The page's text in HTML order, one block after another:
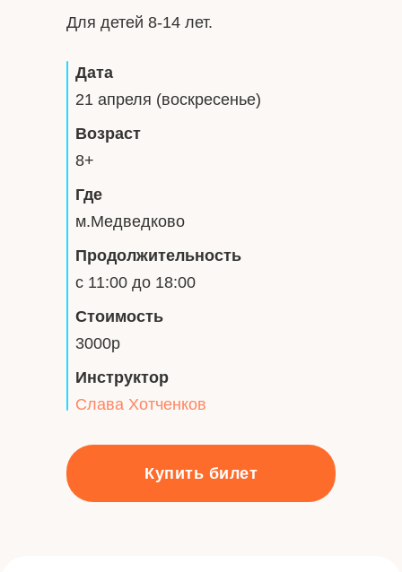
Для детей 8-14 лет.
Купить билет
Стоимость
Продолжительность
3000р
Где
с 11:00 до 18:00
Возраст
м.Медведково
Дата
8+
21 апреля (воскресенье)
Инструктор
Слава Хотченков